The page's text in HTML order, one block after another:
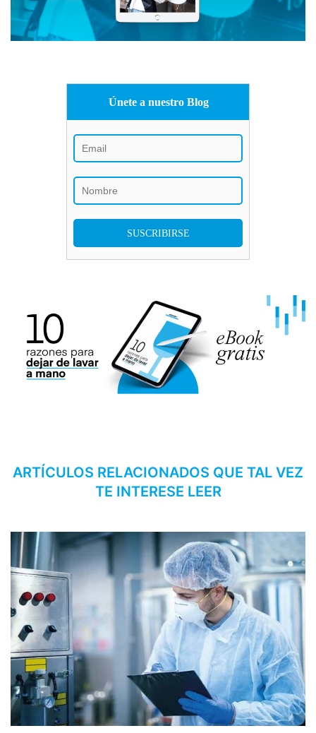
Únete a nuestro Blog
ARTÍCULOS RELACIONADOS QUE TAL VEZ
TE INTERESE LEER